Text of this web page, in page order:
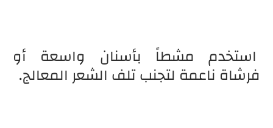
استخدم مشطاً بأسنان واسعة أو
فرشاة ناعمة لتجنب تلف الشعر المعالج.